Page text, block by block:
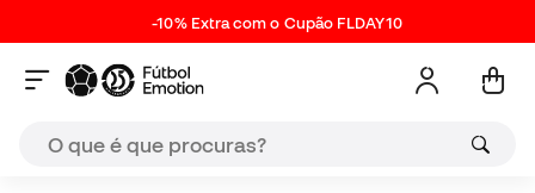
-10% Extra com o Cupão FLDAY10